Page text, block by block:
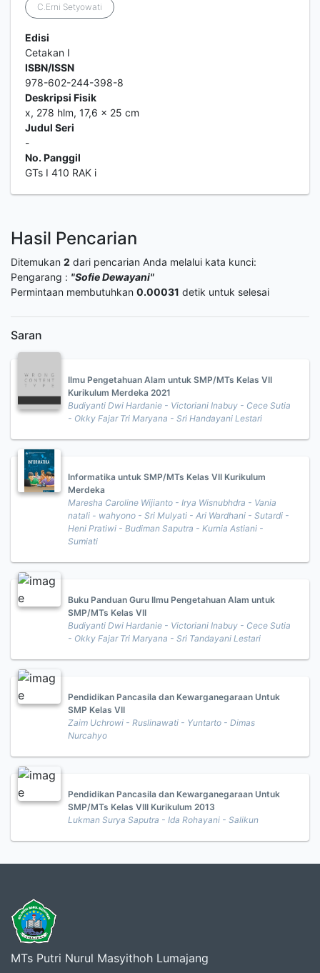
C.Erni Setyowati
Edisi
Cetakan I
ISBN/ISSN
978-602-244-398-8
Deskripsi Fisik
x, 278 hlm, 17,6 x 25 cm
Judul Seri
-
No. Panggil
GTs I 410 RAK i
Hasil Pencarian
Ditemukan 2 dari pencarian Anda melalui kata kunci:
Pengarang : "Sofie Dewayani"
Permintaan membutuhkan 0.00031 detik untuk selesai
Saran
Ilmu Pengetahuan Alam untuk SMP/MTs Kelas VII
Kurikulum Merdeka 2021
Budiyanti Dwi Hardanie - Victoriani Inabuy - Cece Sutia
- Okky Fajar Tri Maryana - Sri Handayani Lestari
Informatika untuk SMP/MTs Kelas VII Kurikulum
Merdeka
Maresha Caroline Wijianto - Irya Wisnubhdra - Vania
natali - wahyono - Sri Mulyati - Ari Wardhani - Sutardi -
Heni Pratiwi - Budiman Saputra - Kurnia Astiani -
Sumiati
Buku Panduan Guru Ilmu Pengetahuan Alam untuk
SMP/MTs Kelas VII
Budiyanti Dwi Hardanie - Victoriani Inabuy - Cece Sutia
- Okky Fajar Tri Maryana - Sri Tandayani Lestari
Pendidikan Pancasila dan Kewarganegaraan Untuk
SMP Kelas VII
Zaim Uchrowi - Ruslinawati - Yuntarto - Dimas
Nurcahyo
Pendidikan Pancasila dan Kewarganegaraan Untuk
SMP/MTs Kelas VIII Kurikulum 2013
Lukman Surya Saputra - Ida Rohayani - Salikun
MTs Putri Nurul Masyithoh Lumajang